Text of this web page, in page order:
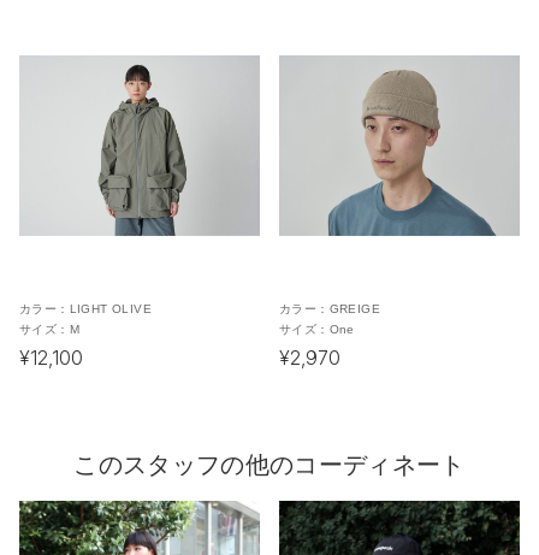
カラー： LIGHT OLIVE
サイズ： M
¥12,100
カラー： GREIGE
サイズ： One
¥2,970
このスタッフの他のコーディネート